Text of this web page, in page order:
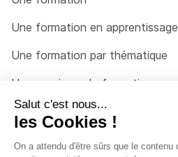
Une formation en apprentissage
Une formation par thématique
Un organisme de formation
Un conseiller